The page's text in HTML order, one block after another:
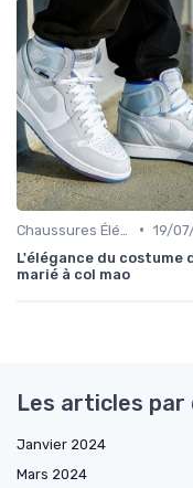
• 19/
L'élégance du costume
marié à col mao
Les articles par
Janvier 2024
Mars 2024